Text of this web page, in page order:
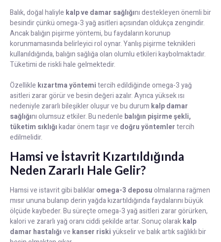
Balık, doğal haliyle kalp ve damar sağlığını destekleyen önemli bir
besindir çünkü omega-3 yağ asitleri açısından oldukça zengindir.
Ancak balığın pişirme yöntemi, bu faydaların korunup
korunmamasında belirleyici rol oynar. Yanlış pişirme teknikleri
kullanıldığında, balığın sağlığa olan olumlu etkileri kaybolmaktadır.
Tüketimi de riskli hale gelmektedir.
Özellikle kızartma yöntemitercih edildiğinde omega-3 yağ
asitleri zarar görür ve besin değeri azalır. Ayrıca yüksek ısı
nedeniyle zararlı bileşikler oluşur ve bu durum kalp damar
sağlığını olumsuz etkiler. Bu nedenle balığın pişirme şekli,
tüketim sıklığıkadar önem taşır ve doğru yöntemlertercih
edilmelidir.
Hamsi ve İstavrit Kızartıldığında
Neden Zararlı Hale Gelir?
Hamsi ve istavrit gibi balıklaromega-3 deposuolmalarına rağmen
mısır ununa bulanıp derin yağda kızartıldığında faydalarını büyük
ölçüde kaybeder. Bu süreçte omega-3 yağ asitleri zarar görürken,
kalori ve zararlı yağ oranı ciddi şekilde artar. Sonuç olarakkalp
damar hastalığıve kanser riskiyükselir ve balık artık sağlıklı bir